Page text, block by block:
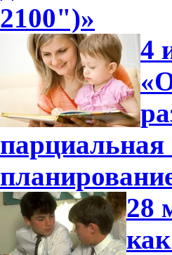
2100")»
4
28